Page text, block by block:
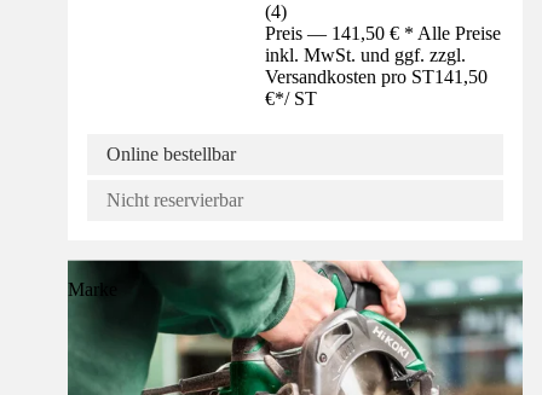
(4)
Preis — 141,50 € * Alle Preise
inkl. MwSt. und ggf. zzgl.
Versandkosten pro ST141,50
€*/ ST
Online bestellbar
Nicht reservierbar
Marke